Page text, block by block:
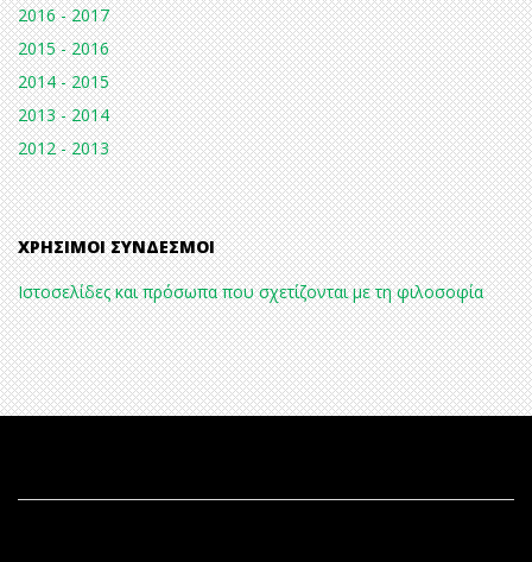
2016 - 2017
2015 - 2016
2014 - 2015
2013 - 2014
2012 - 2013
ΧΡΉΣΙΜΟΙ ΣΎΝΔΕΣΜΟΙ
Ιστοσελίδες και πρόσωπα που σχετίζονται με τη φιλοσοφία